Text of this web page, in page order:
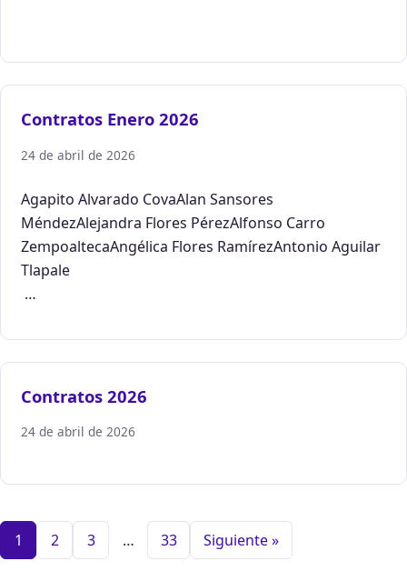
Contratos Enero 2026
24 de abril de 2026
Agapito Alvarado CovaAlan Sansores
MéndezAlejandra Flores PérezAlfonso Carro
ZempoaltecaAngélica Flores RamírezAntonio Aguilar
Tlapale
…
Contratos 2026
24 de abril de 2026
1 2 3 … 33 Siguiente »